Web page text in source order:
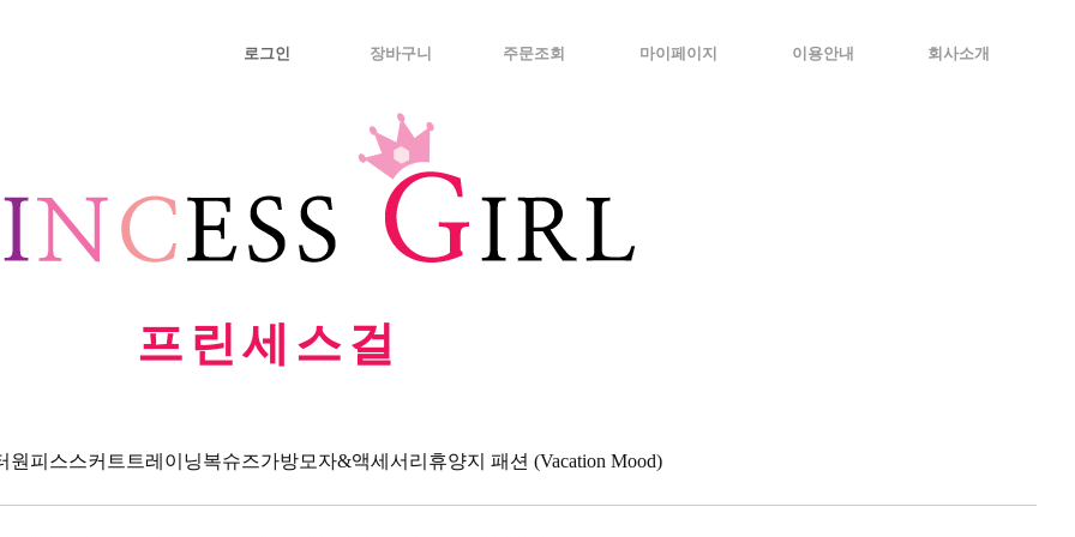
로그인 장바구니 주문조회 마이페이지 이용안내 회사소개
프린세스걸
원피스스커트 트레이닝복슈즈가방모자&액세서리 휴양지 패션 (Vacation Mood)